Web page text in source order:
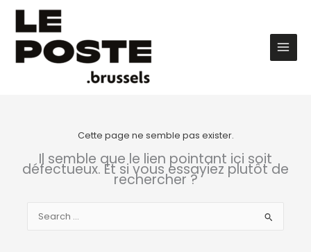
contenu
Main
Cette page ne semble pas exister.
Il semble que le lien pointant ici soit
défectueux. Et si vous essayiez plutôt de
rechercher ?